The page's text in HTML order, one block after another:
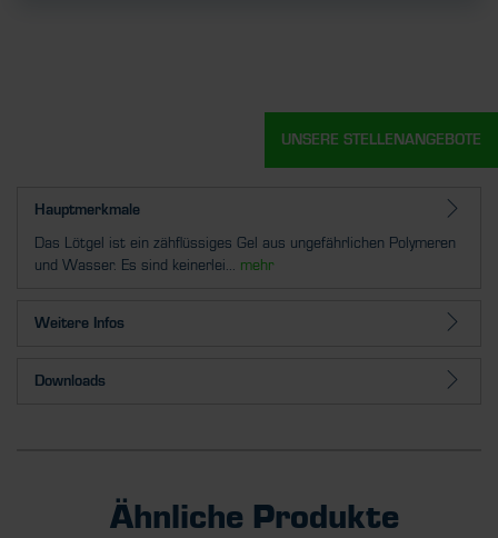
Hauptmerkmale
Das Lötgel ist ein zähflüssiges Gel aus ungefährlichen Polymeren
und Wasser. Es sind keinerlei... mehr
Weitere Infos
Downloads
Ähnliche Produkte
UNSERE STELLENANGEBOTE